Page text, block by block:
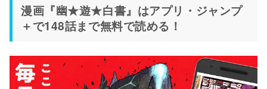
漫画『幽★遊★白書』はアプリ・ジャンプ
＋で148話まで無料で読める！